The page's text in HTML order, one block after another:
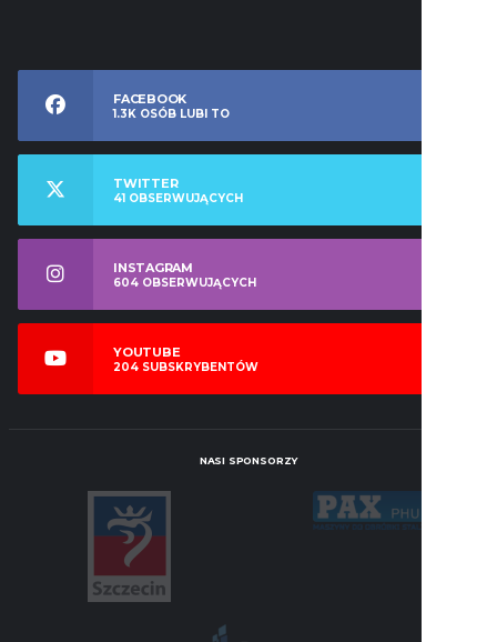
FACEBOOK
1.3K OSÓB LUBI TO
TWITTER
41 OBSERWUJĄCYCH
INSTAGRAM
604 OBSERWUJĄCYCH
YOUTUBE
204 SUBSKRYBENTÓW
NASI SPONSORZY